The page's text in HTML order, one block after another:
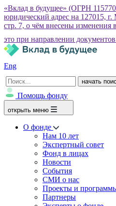
«Вклад в будущее» (ОГРН
юридический адрес на 127015, г.
стр. 7, о чём внесены
это при направлении
Eng
начать
Помощь фонду
открыть меню
О фонде
Нам 10 лет
Экспертный совет
Фонд в лицах
Новости
События
СМИ о нас
Проекты и
Партнеры